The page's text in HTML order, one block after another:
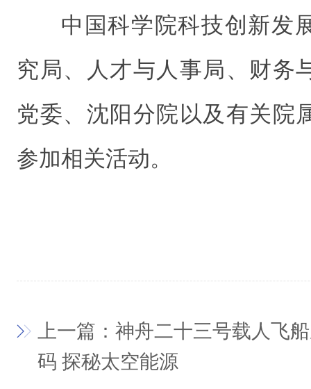
中国科学院科技创新发
究局、人才与人事局、财务
党委、沈阳分院以及有关院
参加相关活动。
上一篇：神舟二十三号载人飞
码 探秘太空能源